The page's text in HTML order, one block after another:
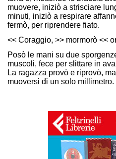
muovere, iniziò a strisciare
minuti, iniziò a respirare
fermò, per riprendere fiato.
<< Coraggio, >> mormorò <<
Posò le mani su due
muscoli, fece per slittare in
La ragazza provò e riprovò,
muoversi di un solo